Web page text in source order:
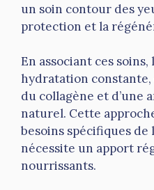
un soin contour des
protection et la
En associant ces
hydratation constante,
du collagène et d’une
naturel. Cette
besoins spécifiques de
nécessite un apport
nourrissants.